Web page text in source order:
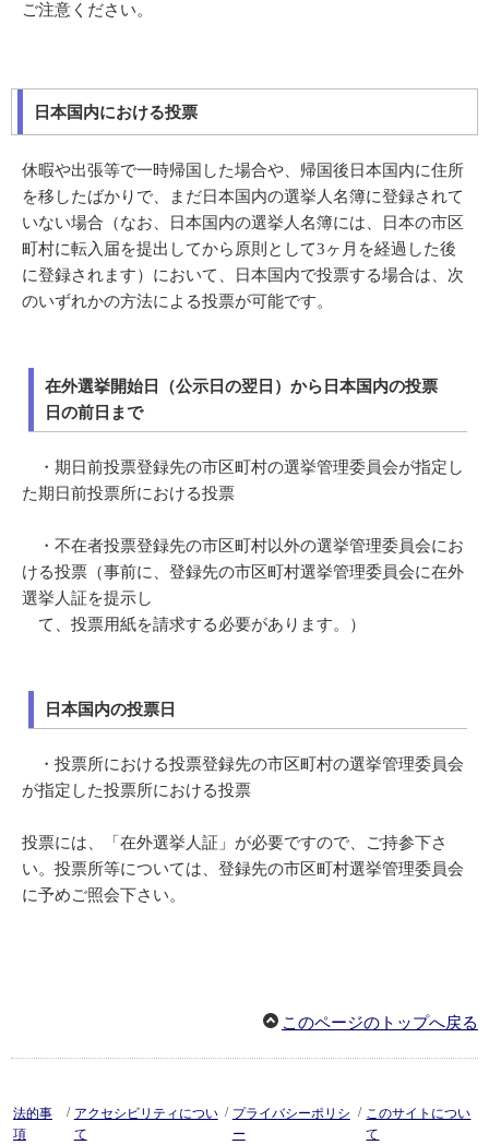
ご注意ください。
日本国内における投票
休暇や出張等で一時帰国した場合や、帰国後日本国内に住所
を移したばかりで、まだ日本国内の選挙人名簿に登録されて
いない場合（なお、日本国内の選挙人名簿には、日本の市区
町村に転入届を提出してから原則として3ヶ月を経過した後
に登録されます）において、日本国内で投票する場合は、次
のいずれかの方法による投票が可能です。
在外選挙開始日（公示日の翌日）から日本国内の投票
日の前日まで
・期日前投票登録先の市区町村の選挙管理委員会が指定し
た期日前投票所における投票
・不在者投票登録先の市区町村以外の選挙管理委員会にお
ける投票（事前に、登録先の市区町村選挙管理委員会に在外
選挙人証を提示し
て、投票用紙を請求する必要があります。）
日本国内の投票日
・投票所における投票登録先の市区町村の選挙管理委員会
が指定した投票所における投票
投票には、「在外選挙人証」が必要ですので、ご持参下さ
い。投票所等については、登録先の市区町村選挙管理委員会
に予めご照会下さい。
このページのトップへ戻る
法的事
項
/ アクセシビリティについ
て
/ プライバシーポリシ
ー
/ このサイトについ
て